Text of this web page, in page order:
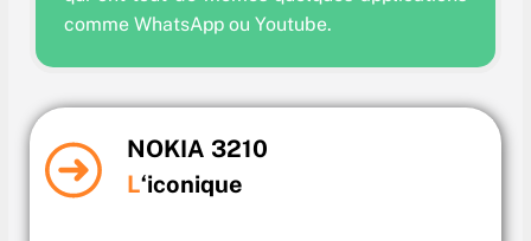
comme WhatsApp ou Youtube.
NOKIA 3210
L‘iconique